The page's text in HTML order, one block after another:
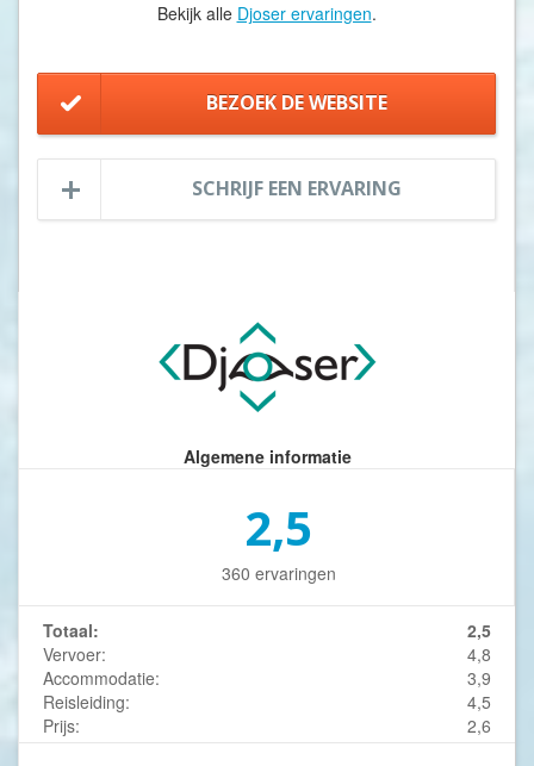
Bekijk alle Djoser ervaringen.
BEZOEK DE WEBSITE
SCHRIJF EEN ERVARING
Algemene informatie
2,5
360 ervaringen
Totaal:
2,5
Vervoer:
4,8
Accommodatie:
3,9
Reisleiding:
4,5
Prijs:
2,6